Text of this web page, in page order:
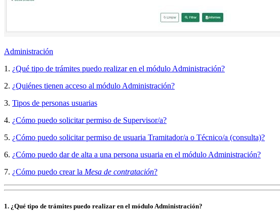
Administración
1. ¿Qué tipo de trámites puedo realizar en el módulo Administración?
2. ¿Quiénes tienen acceso al módulo Administración?
3. Tipos de personas usuarias
4. ¿Cómo puedo solicitar permiso de Supervisor/a?
5. ¿Cómo puedo solicitar permiso de usuaria Tramitador/a o Técnico/a (consulta)?
6. ¿Cómo puedo dar de alta a una persona usuaria en el módulo Administración?
7. ¿Cómo puedo crear la Mesa de contratación?
1. ¿Qué tipo de trámites puedo realizar en el módulo Administración?